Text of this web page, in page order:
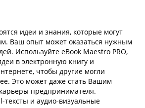
идеи и знания, которые могут
Ваш опыт может оказаться нужным
Используйте eBook Maestro PRO,
в электронную книгу и
чтобы другие могли
Это может даже стать Вашим
предпринимателя.
и аудио-визуальные